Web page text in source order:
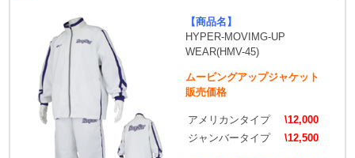
【商品名】
HYPER-MOVIMG-UP
WEAR(HMV-45)
ムービングアップジャケット
販売価格
アメリカンタイプ
\12,000
ジャンバータイプ
\12,500